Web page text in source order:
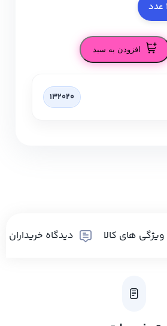
افزودن به سبد
132020
ویژگی های کالا دیدگاه خریداران